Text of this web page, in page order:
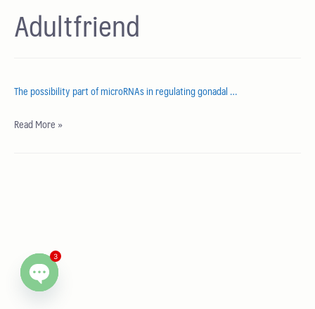
Adultfriend
The possibility part of microRNAs in regulating gonadal …
Read More »
3